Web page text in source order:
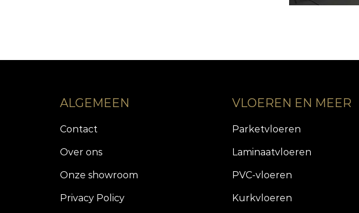
ALGEMEEN
Contact
Over ons
Onze showroom
Privacy Policy
VLOEREN EN MEER
Parketvloeren
Laminaatvloeren
PVC-vloeren
Kurkvloeren